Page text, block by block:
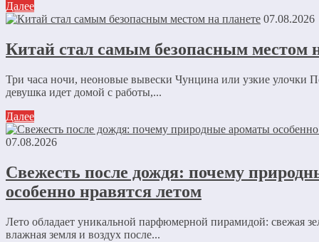
Далее
07.08.2026
Китай стал самым безопасным местом
Три часа ночи, неоновые вывески Чунцина или узкие улочки
девушка идет домой с работы,...
Далее
07.08.2026
Свежесть после дождя: почему
особенно нравятся летом
Лето обладает уникальной парфюмерной пирамидой: свежая
влажная земля и воздух после...